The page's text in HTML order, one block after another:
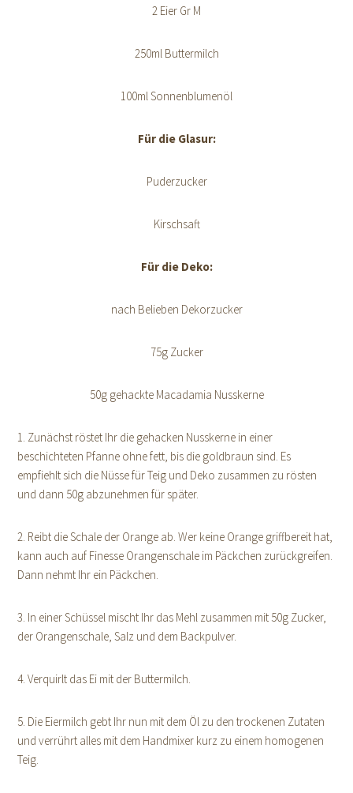
2 Eier Gr M
250ml Buttermilch
100ml Sonnenblumenöl
Für die Glasur:
Puderzucker
Kirschsaft
Für die Deko:
nach Belieben Dekorzucker
75g Zucker
50g gehackte Macadamia Nusskerne
1. Zunächst röstet Ihr die gehacken Nusskerne in einer
beschichteten Pfanne ohne fett, bis die goldbraun sind. Es
empfiehlt sich die Nüsse für Teig und Deko zusammen zu rösten
und dann 50g abzunehmen für später.
2. Reibt die Schale der Orange ab. Wer keine Orange griffbereit hat,
kann auch auf Finesse Orangenschale im Päckchen zurückgreifen.
Dann nehmt Ihr ein Päckchen.
3. In einer Schüssel mischt Ihr das Mehl zusammen mit 50g Zucker,
der Orangenschale, Salz und dem Backpulver.
4. Verquirlt das Ei mit der Buttermilch.
5. Die Eiermilch gebt Ihr nun mit dem Öl zu den trockenen Zutaten
und verrührt alles mit dem Handmixer kurz zu einem homogenen
Teig.